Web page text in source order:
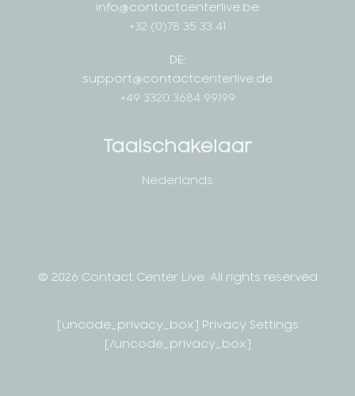
info@contactcenterlive.be
+32 (0)78 35 33 41
DE:
support@contactcenterlive.de
+49 3320 3684 99199
Taalschakelaar
Nederlands
© 2026 Contact Center Live. All rights reserved
[uncode_privacy_box] Privacy Settings
[/uncode_privacy_box]